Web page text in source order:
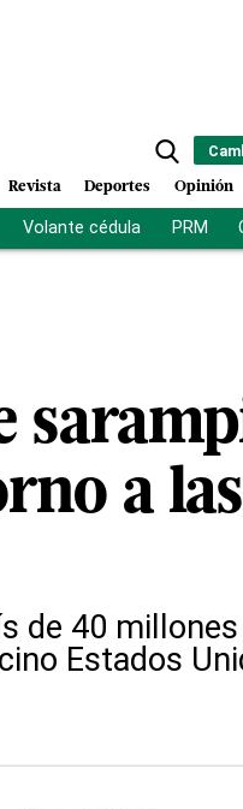
Revista Deportes Opinión
Volante cédula PRM
a las
de 40
Estados